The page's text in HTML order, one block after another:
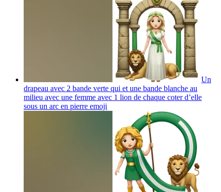
Un
drapeau avec 2 bande verte qui et une bande blanche au
milieu avec une femme avec 1 lion de chaque coter d’elle
sous un arc en pierre emoji